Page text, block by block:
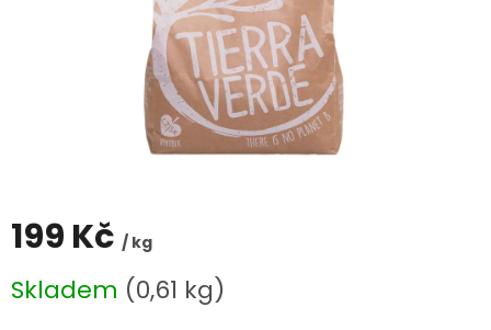
199 Kč / kg
cena:
Skladem (0,61 kg)